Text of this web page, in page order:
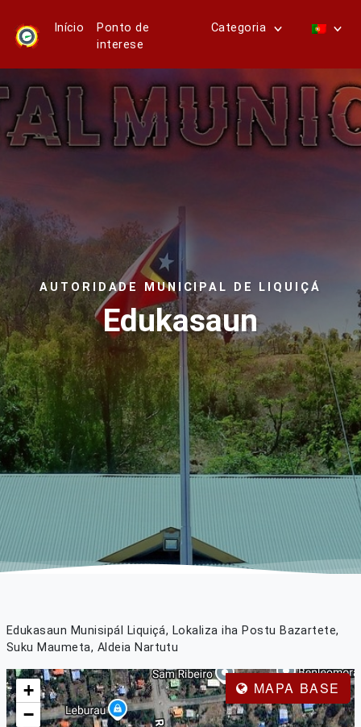
Início
Ponto de
interese
Categoria
AUTORIDADE MUNICIPAL DE LIQUIÇÁ
Edukasaun
Edukasaun Munisipál Liquiçá, Lokaliza iha Postu Bazartete,
Suku Maumeta, Aldeia Nartutu
MAPA BASE
+
−